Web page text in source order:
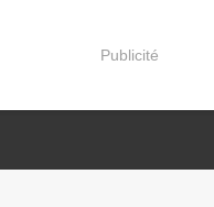
Publicité